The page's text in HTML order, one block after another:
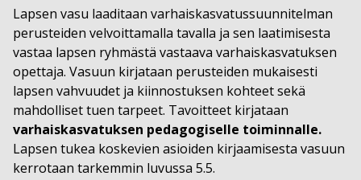
Lapsen vasu laaditaan varhaiskasvatussuunnitelman
perusteiden velvoittamalla tavalla ja sen laatimisesta
vastaa lapsen ryhmästä vastaava varhaiskasvatuksen
opettaja. Vasuun kirjataan perusteiden mukaisesti
lapsen vahvuudet ja kiinnostuksen kohteet sekä
mahdolliset tuen tarpeet. Tavoitteet kirjataan
varhaiskasvatuksen pedagogiselle toiminnalle.
Lapsen tukea koskevien asioiden kirjaamisesta vasuun
kerrotaan tarkemmin luvussa 5.5.